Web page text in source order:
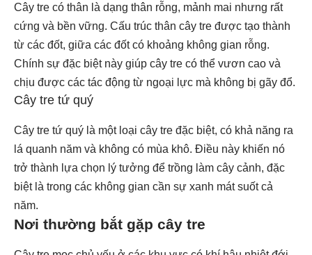
Cây tre có thân là dạng thân rỗng, mảnh mai nhưng rất
cứng và bền vững. Cấu trúc thân cây tre được tạo thành
từ các đốt, giữa các đốt có khoảng không gian rỗng.
Chính sự đặc biệt này giúp cây tre có thể vươn cao và
chịu được các tác động từ ngoại lực mà không bị gãy đổ.
Cây tre tứ quý
Cây tre tứ quý là một loại cây tre đặc biệt, có khả năng ra
lá quanh năm và không có mùa khô. Điều này khiến nó
trở thành lựa chọn lý tưởng để trồng làm cây cảnh, đặc
biệt là trong các không gian cần sự xanh mát suốt cả
năm.
Nơi thường bắt gặp cây tre